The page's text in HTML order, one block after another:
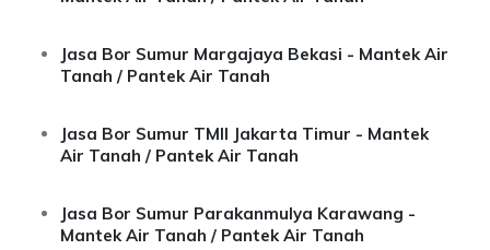
Jasa Bor Sumur Margajaya Bekasi - Mantek Air
Tanah / Pantek Air Tanah
Jasa Bor Sumur TMII Jakarta Timur - Mantek
Air Tanah / Pantek Air Tanah
Jasa Bor Sumur Parakanmulya Karawang -
Mantek Air Tanah / Pantek Air Tanah